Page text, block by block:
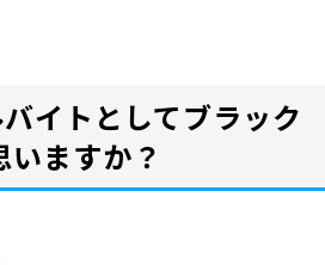
イトとしてブラック
ますか？